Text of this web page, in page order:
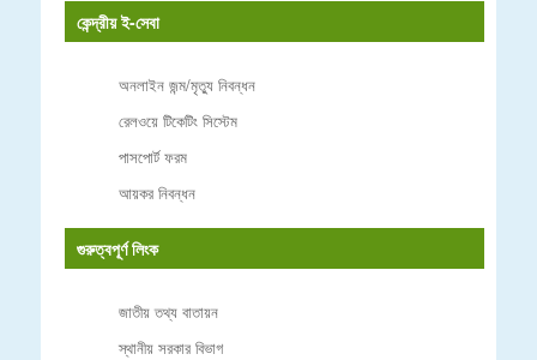
কেন্দ্রীয় ই-সেবা
অনলাইন জন্ম/মৃত্যু নিবন্ধন
রেলওয়ে টিকেটিং সিস্টেম
পাসপোর্ট ফরম
আয়কর নিবন্ধন
গুরুত্বপূর্ণ লিংক
জাতীয় তথ্য বাতায়ন
স্থানীয় সরকার বিভাগ